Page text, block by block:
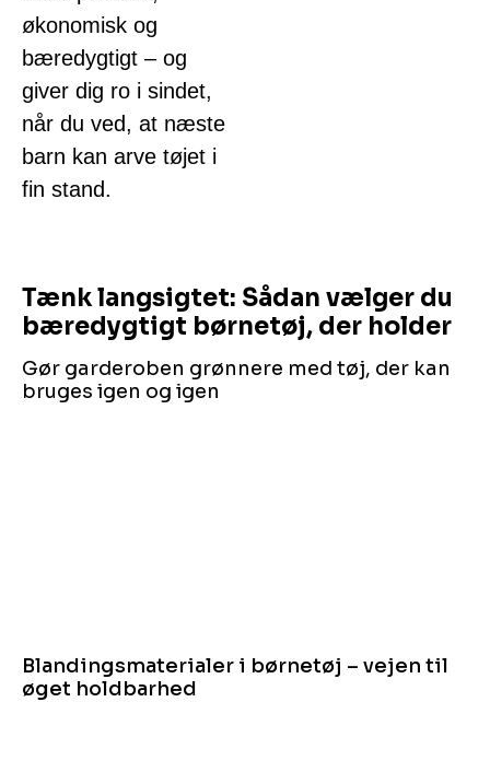
økonomisk og
bæredygtigt – og
giver dig ro i sindet,
når du ved, at næste
barn kan arve tøjet i
fin stand.
Tænk langsigtet: Sådan vælger du
bæredygtigt børnetøj, der holder
Gør garderoben grønnere med tøj, der kan
bruges igen og igen
Blandingsmaterialer i børnetøj – vejen til
øget holdbarhed